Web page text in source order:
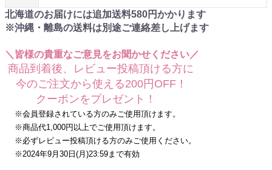
北海道のお届けには追加送料580円かかります
※沖縄・離島の送料は別途ご連絡差し上げます
＼皆様の貴重なご意見をお聞かせください／
商品到着後、レビュー投稿頂ける方に
今のご注文から使える200円OFF！
クーポンをプレゼント！
※会員登録されている方のみご使用頂けます。
※商品代1,000円以上でご使用頂けます。
※必ずレビュー投稿頂ける方のみご使用ください。
※2024年9月30日(月)23:59まで有効